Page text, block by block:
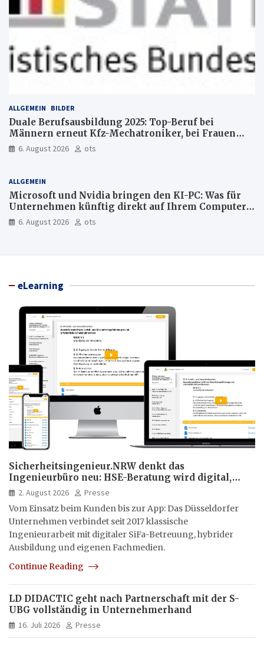
ALLGEMEIN BILDER
Duale Berufsausbildung 2025: Top-Beruf bei
Männern erneut Kfz-Mechatroniker, bei Frauen
medizinische Fachangestellte
6. August 2026 ots
ALLGEMEIN
Microsoft und Nvidia bringen den KI-PC: Was für
Unternehmen künftig direkt auf Ihrem Computer
läuft und was weiter in der Cloud bleibt
6. August 2026 ots
eLearning
Sicherheitsingenieur.NRW denkt das
Ingenieurbüro neu: HSE-Beratung wird digital,
hybrid und multimedial
2. August 2026
Presse
Vom Einsatz beim Kunden bis zur App: Das Düsseldorfer
Unternehmen verbindet seit 2017 klassische
Ingenieurarbeit mit digitaler SiFa-Betreuung, hybrider
Ausbildung und eigenen Fachmedien.
Continue Reading
LD DIDACTIC geht nach Partnerschaft mit der S-
UBG vollständig in Unternehmerhand
16. Juli 2026 Presse